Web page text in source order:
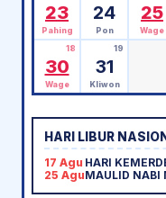
23
Pahing
24
Pon
25
Wage
30
18
Wage
31
19
Kliwon
HARI LIBUR
17 Agu HARI
25 AguMAULID NABI